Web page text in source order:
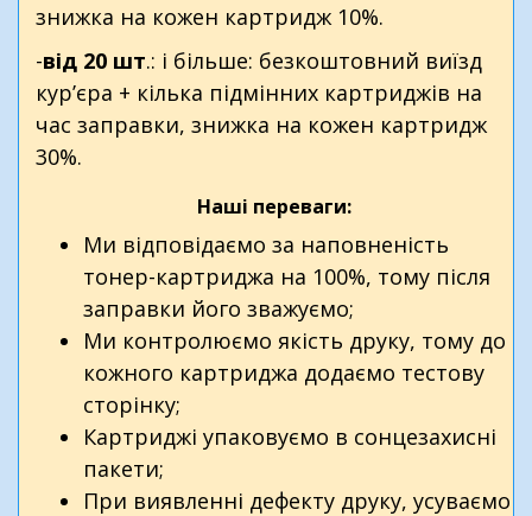
знижка на кожен картридж 10%.
-від 20 шт.: і більше: безкоштовний виїзд
кур’єра + кілька підмінних картриджів на
час заправки, знижка на кожен картридж
30%.
Наші переваги:
Ми відповідаємо за наповненість
тонер-картриджа на 100%, тому після
заправки його зважуємо;
Ми контролюємо якість друку, тому до
кожного картриджа додаємо тестову
сторінку;
Картриджі упаковуємо в сонцезахисні
пакети;
При виявленні дефекту друку, усуваємо